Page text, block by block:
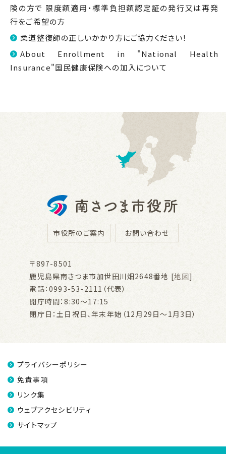
険の方で 限度額適用・標準負担額認定証の発行又は再発
行をご希望の方
柔道整復師の正しいかかり方にご協力ください！
About Enrollment in "National Health
Insurance"国民健康保険への加入について
市役所のご案内 お問い合わせ
〒897-8501
鹿児島県南さつま市加世田川畑2648番地 [地図]
電話：0993-53-2111（代表）
開庁時間：8:30～17:15
閉庁日：土日祝日、年末年始（12月29日～1月3日）
プライバシーポリシー
免責事項
リンク集
ウェブアクセシビリティ
サイトマップ